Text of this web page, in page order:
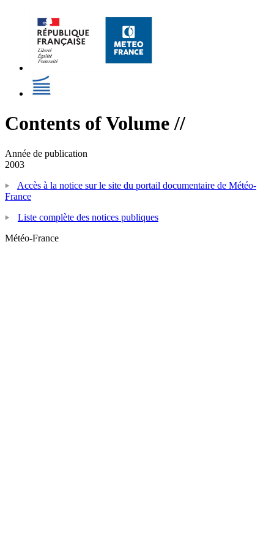
Contents of Volume //
Année de publication
2003
Accès à la notice sur le site du portail documentaire de Météo-
France
Liste complète des notices publiques
Météo-France